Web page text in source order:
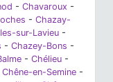
- Chavaroux -
- Chazay-
sur-Lavieu -
- Chazey-Bons -
- Chélieu -
Chêne-en-Semine -